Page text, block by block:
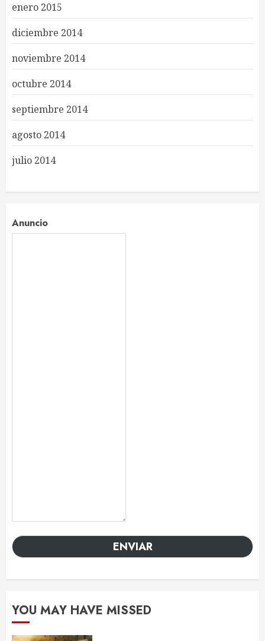
enero 2015
diciembre 2014
noviembre 2014
octubre 2014
septiembre 2014
agosto 2014
julio 2014
Anuncio
ENVIAR
YOU MAY HAVE MISSED